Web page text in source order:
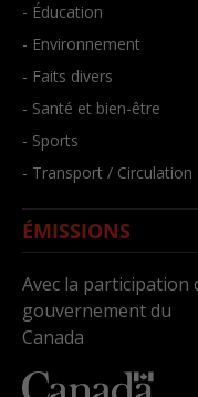
- Éducation
- Environnement
- Faits divers
- Santé et bien-être
- Sports
- Transport / Circulation
ÉMISSIONS
Avec la participation
gouvernement du
Canada